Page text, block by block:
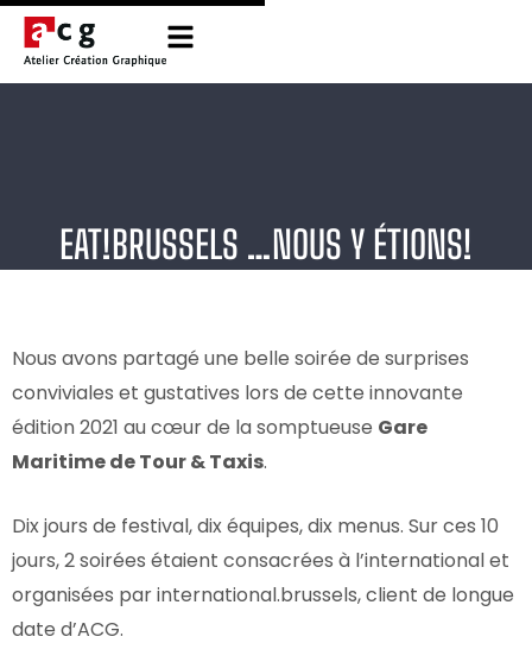
EAT!BRUSSELS …NOUS Y ÉTIONS!
Nous avons partagé une belle soirée de surprises
conviviales et gustatives lors de cette innovante
édition 2021 au cœur de la somptueuse Gare
Maritime de Tour & Taxis.
Dix jours de festival, dix équipes, dix menus. Sur ces 10
jours, 2 soirées étaient consacrées à l’international et
organisées parinternational.brussels, client de longue
date d’ACG.